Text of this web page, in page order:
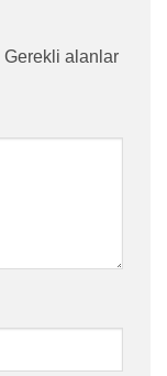
Gerekli alanlar